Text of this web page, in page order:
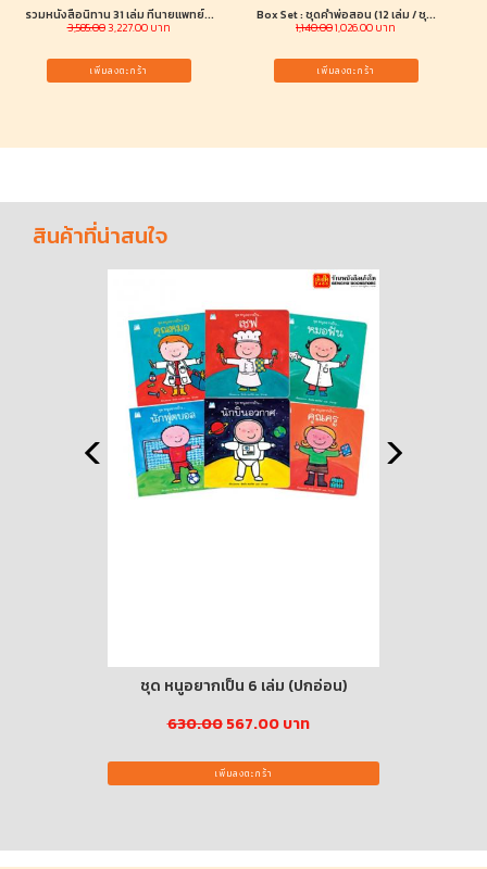
รวมหนังสือนิทาน 31 เล่ม ที่นายแพทย์...
3,585.003,227.00 บาท
เพิ่มลงตะกร้า
Box Set : ชุดคำพ่อสอน (12 เล่ม / ชุ...
1,140.001,026.00 บาท
เพิ่มลงตะกร้า
สินค้าที่น่าสนใจ
ชุด หนูอยากเป็น 6 เล่ม (ปกอ่อน)
630.00567.00 บาท
เพิ่มลงตะกร้า